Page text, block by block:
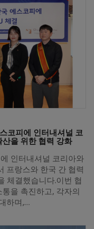
코피에 인터내셔널 코
을 위한 협력 강화
인터내셔널 코리아와
프랑스와 한국 간 협력
체결했습니다.이번 협
을 촉진하고, 각자의
하며,…